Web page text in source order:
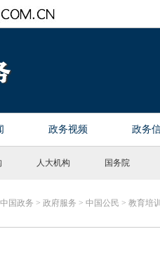
人大机构 国务院
中国政务 > 政府服务 > 中国公民 > 教育培训